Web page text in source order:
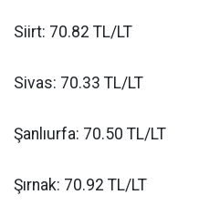
Siirt: 70.82 TL/LT
Sivas: 70.33 TL/LT
Şanlıurfa: 70.50 TL/LT
Şırnak: 70.92 TL/LT